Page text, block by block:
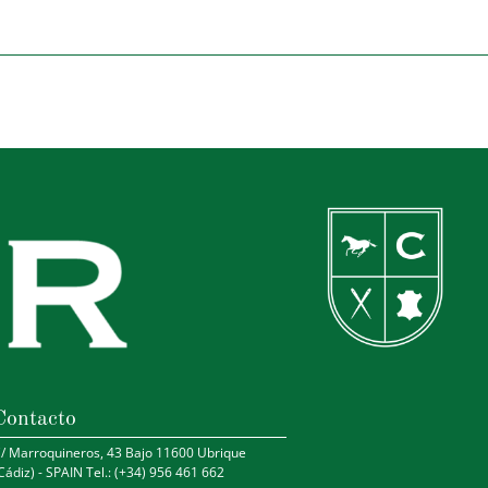
Marroquineros, 43 Bajo 11600 Ubrique
- SPAIN Tel.: (+34) 956 461 662